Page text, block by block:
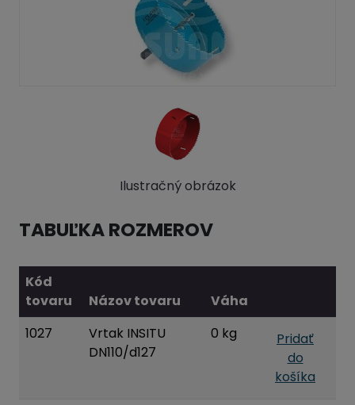
Ilustračný obrázok
TABUĽKA ROZMEROV
Kód
tovaru
Názov tovaru
Váha
1027
Vrtak INSITU
DN110/d127
0 kg
Pridať
do
košíka